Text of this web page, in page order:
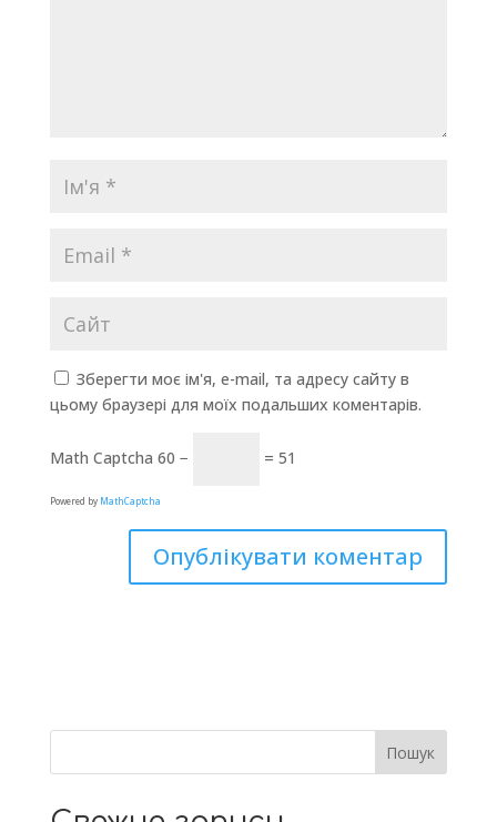
Зберегти моє ім'я, e-mail, та адресу сайту в
цьому браузері для моїх подальших коментарів.
Math Captcha 60 − = 51
Powered by MathCaptcha
Пошук